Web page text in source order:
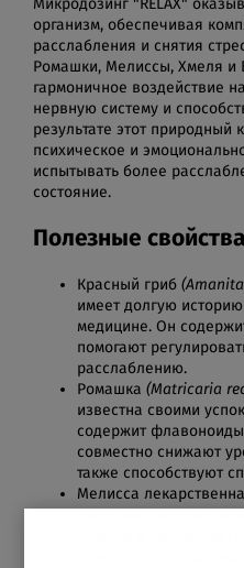
организм, обеспечивая
расслабления и снятия
Ромашки, Мелиссы, Хмеля и
гармоничное воздействие
нервную систему и
результате этот
психическое и
испытывать более
состояние.
Полезные свойства
Красный гриб
имеет долгую
медицине. Он
помогают
расслаблению.
Ромашка (Matricaria
известна своими
содержит
совместно снижают
также способствуют
Мелисса
растение, которое
стресса и